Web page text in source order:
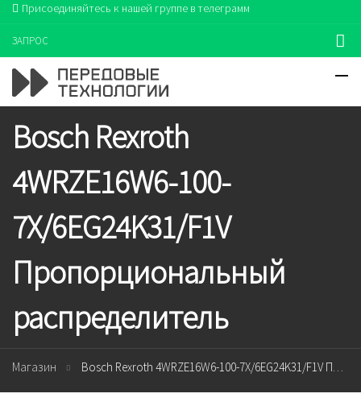
Присоединяйтесь к нашей группе в телеграмм
ЗАПРОС
Bosch Rexroth
4WRZE16W6-100-
7X/6EG24K31/F1V
Пропорциональный
распределитель
Магазин Bosch Rexroth 4WRZE16W6-100-7X/6EG24K31/F1V Пропорциональный распределитель